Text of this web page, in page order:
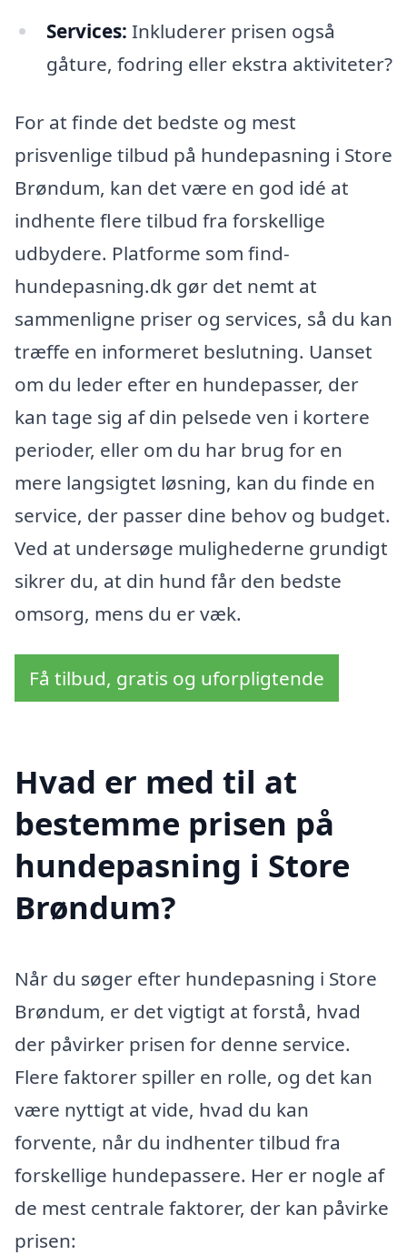
Services: Inkluderer prisen også
gåture, fodring eller ekstra aktiviteter?
For at finde det bedste og mest
prisvenlige tilbud på hundepasning i Store
Brøndum, kan det være en god idé at
indhente flere tilbud fra forskellige
udbydere. Platforme som find-
hundepasning.dk gør det nemt at
sammenligne priser og services, så du kan
træffe en informeret beslutning. Uanset
om du leder efter en hundepasser, der
kan tage sig af din pelsede ven i kortere
perioder, eller om du har brug for en
mere langsigtet løsning, kan du finde en
service, der passer dine behov og budget.
Ved at undersøge mulighederne grundigt
sikrer du, at din hund får den bedste
omsorg, mens du er væk.
Få tilbud, gratis og uforpligtende
Hvad er med til at
bestemme prisen på
hundepasning i Store
Brøndum?
Når du søger efter hundepasning i Store
Brøndum, er det vigtigt at forstå, hvad
der påvirker prisen for denne service.
Flere faktorer spiller en rolle, og det kan
være nyttigt at vide, hvad du kan
forvente, når du indhenter tilbud fra
forskellige hundepassere. Her er nogle af
de mest centrale faktorer, der kan påvirke
prisen: